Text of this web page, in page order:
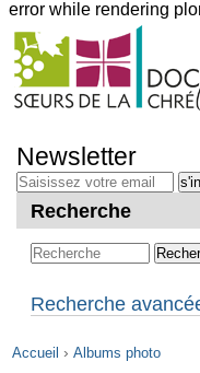
error while rendering
Outils
personnels
au
contenu.
Aller
navigation
Newsletter
Recherche
Recherche
Accueil › Albums photo